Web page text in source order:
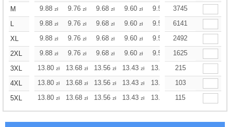
M
9.88 zł 9.76 zł 9.68 zł 9.60 zł 9.52 9.52
3745
L
9.88 zł 9.76 zł 9.68 zł 9.60 zł 9.52 9.52
6141
XL
9.88 zł 9.76 zł 9.68 zł 9.60 zł 9.52 9.52
2492
2XL
9.88 zł 9.76 zł 9.68 zł 9.60 zł 9.52 9.52
1625
3XL
13.80 zł 13.68 zł 13.56 zł 13.43 zł 13.31 13.31
215
4XL
13.80 zł 13.68 zł 13.56 zł 13.43 zł 13.31 13.31
103
5XL
13.80 zł 13.68 zł 13.56 zł 13.43 zł 13.31 13.31
115